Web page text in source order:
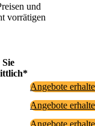
und
vorrätigen
Angebote
Angebote
Angebote